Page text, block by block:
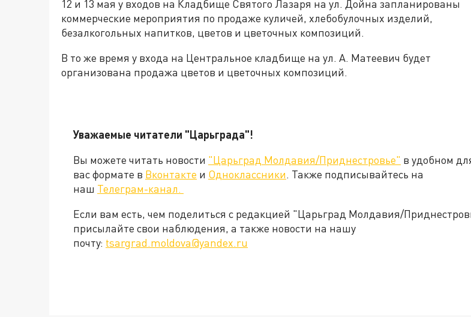
12 и 13 мая у входов на Кладбище Святого Лазаря на ул. Дойна запланированы
коммерческие мероприятия по продаже куличей, хлебобулочных изделий,
безалкогольных напитков, цветов и цветочных композиций.
В то же время у входа на Центральное кладбище на ул. А. Матеевич будет
организована продажа цветов и цветочных композиций.
Уважаемые читатели "Царьграда"!
Вы можете читать новости "Царьград Молдавия/Приднестровье" в удобном
вас формате в Вконтакте и Одноклассники. Также подписывайтесь на
наш Телеграм-канал.
Если вам есть, чем поделиться с редакцией "Царьград Молдавия/
присылайте свои наблюдения, а также новости на нашу
почту: tsargrad.moldova@yandex.ru